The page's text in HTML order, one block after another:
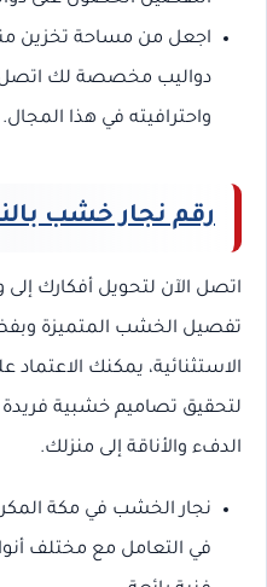
اجعل من مساحة تخزين
دواليب مخصصة لك اتصل
واحترافيته في هذا المجال.
رقم نجار خشب
اتصل الآن لتحويل أفكارك
تفصيل الخشب المتميزة
الاستثنائية، يمكنك الاعتماد
لتحقيق تصاميم خشبية
الدفء والأناقة إلى منزلك.
نجار الخشب في مكة
في التعامل مع مختلف